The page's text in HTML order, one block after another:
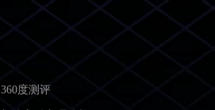
360度测评